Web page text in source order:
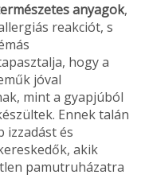
anyagok,
reakciót, s
hogy a
jóval
mint a gyapjúból
Ennek talán
izzadást és
akik
pamutruházatra